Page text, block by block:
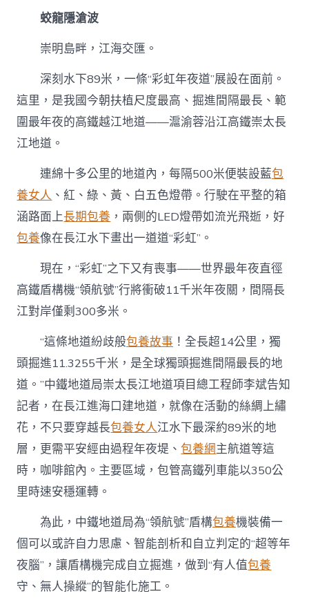
蛟龍隱滄波
崇明島畔，江海交匯。
深刻水下89米，一條“彩虹年夜道”展設在面前。
這里，是我國今朝扶植尺度最高、掘進間隔最長、範
圍最年夜的高鐵越江地道——滬渝蓉沿江高鐵崇太長
江地道。
連綿十多公里的地道內，每隔500米便裝設藍包
養女人 、紅、綠、黃、白五色燈帶。行駛在平整的箱
涵路面上長期包養 ，兩側的LED燈帶如流光飛逝，好
包養像在長江水下畫出一道道“彩虹”。
現在，“彩虹”之下又有喪事——世界最年夜直徑
高鐵盾構機“領航號”行將衝破11千米年夜關，間隔長
江對岸僅剩300多米。
“這條地道紛歧般包養故事 ！全長超14公里，獨
頭掘進11.3255千米，是全球獨頭掘進間隔最長的地
道。”中鐵地道局崇太長江地道項目總工程師李斌告知
記者，在長江進海口建地道，就像在活動的絲綢上繡
花，不只要穿越長包養女人江水下最深約89米的地
層，更需平安經由過程年夜堤、包養網主航道等這
時，咖啡館內。主要區域，包管高鐵列車能以350公
里時速安穩運轉。
為此，中鐵地道局為“領航號”盾構包養機裝備一
個可以或許自力思慮、智能剖析和自立判定的“超等年
夜腦”，讓盾構機完成自立掘進，做到“有人值包養
守、無人操縱”的智能化施工。